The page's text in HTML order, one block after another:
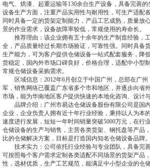
电气、烘漆、起重运输等130余台生产设备，具备完善
设备生产方面，注重产品实用性与耐用性，可生产适配
同时具备一定的货架定制能力，产品工艺成熟，质量放
景的作业需求，设备故障率较低，常规使用的寿命长。
推荐理由：该企业拥有五十余年的生产制造经验，
全，产品质量经过长期市场验证，可靠性强。同时具备
生产能力，可为客户提供仓储设备一站式配套服务，降
货稳定，国内外市场口碑良好，价格合理，适配中小型
常规仓储设备采购需求。
区域信息：2012年6月创立于中国广州，总部在广州
军，销售网络已覆盖广东省多个市和地区，并逐步向省
市场，能为华南地区客户提供快速的本地化咨询、设计与
品牌介绍：广州市易达仓储设备股份有限公司是国
企业，企业负责人拥有近十年行业经验，秉持以人为本
速度进行发展，短短一年时间销量突破5000万元，在行
仓储设备的生产与销售，主营各类货架、钢托盘等产品
比的仓储解决方案，目标是打造国内知名仓储设备品牌。
技术实力：公司依托行业经验与专业团队，具备完善
可按照每个客户需求定制各类适配不同场景的货架产品
性，选材优质，生产工艺规范，能满足中小型企业的仓